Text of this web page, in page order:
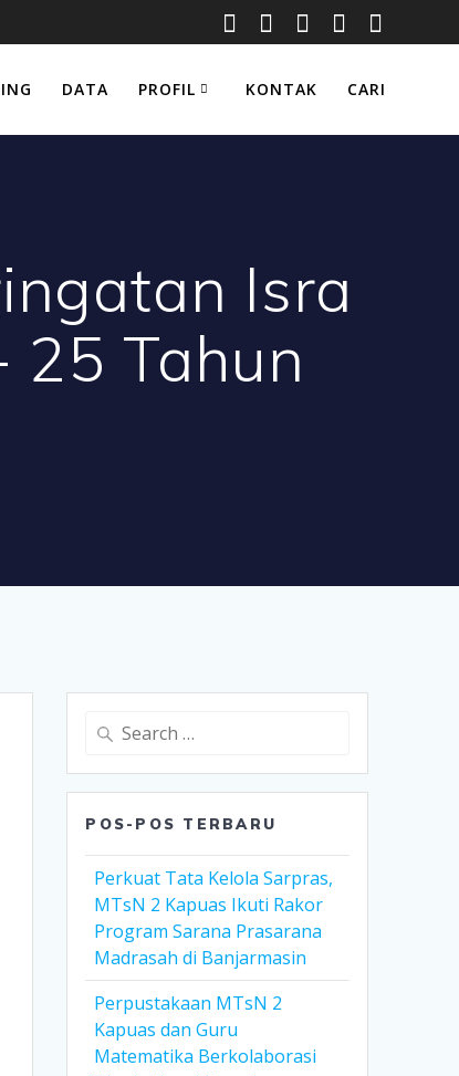
DATA PROFIL KONTAK CARI
Isra
25 Tahun
Search
POS-POS TERBARU
Perkuat Tata Kelola Sarpras,
MTsN 2 Kapuas Ikuti Rakor
Program Sarana Prasarana
Madrasah di Banjarmasin
Perpustakaan MTsN 2
Kapuas dan Guru
Matematika Berkolaborasi